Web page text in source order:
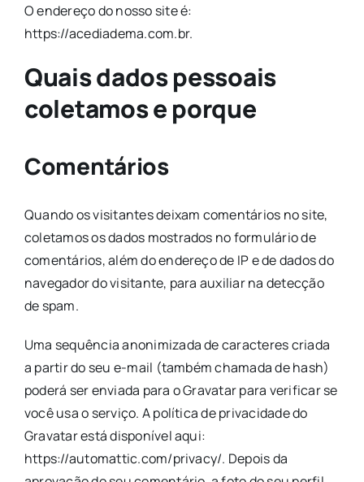
O endereço do nosso site é:
https://acediadema.com.br.
Quais dados pessoais
coletamos e porque
Comentários
Quando os visitantes deixam comentários no site,
coletamos os dados mostrados no formulário de
comentários, além do endereço de IP e de dados do
navegador do visitante, para auxiliar na detecção
de spam.
Uma sequência anonimizada de caracteres criada
a partir do seu e-mail (também chamada de hash)
poderá ser enviada para o Gravatar para verificar se
você usa o serviço. A política de privacidade do
Gravatar está disponível aqui:
https://automattic.com/privacy/. Depois da